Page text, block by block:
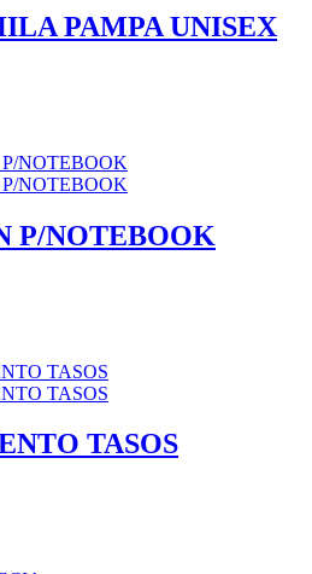
PAMPA UNISEX
P/NOTEBOOK
TASOS